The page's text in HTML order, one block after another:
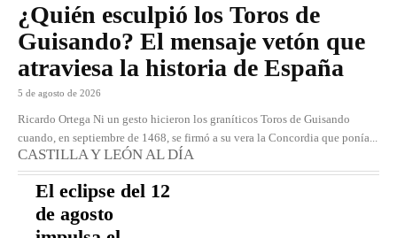
¿Quién esculpió los Toros de
Guisando? El mensaje vetón que
atraviesa la historia de España
5 de agosto de 2026
Ricardo Ortega Ni un gesto hicieron los graníticos Toros de Guisando
cuando, en septiembre de 1468, se firmó a su vera la Concordia que ponía...
CASTILLA Y LEÓN AL DÍA
El eclipse del 12
de agosto